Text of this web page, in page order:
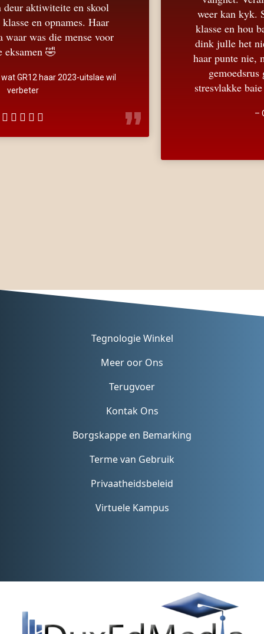
weer kan kyk. Sy maak baie staat op julle
klasse en hou baie van die onderwyser. Ek
dink julle het nie net 'n verskil gemaak aan
haar punte nie, maar ook vir haar baie meer
gemoedsrus gegee, en natuurlik haar
stresvlakke baie laer gemaak. Baie dankie .
Ouer van Joline
”
Tegnologie Winkel
Meer oor Ons
Terugvoer
Kontak Ons
Borgskappe en Bemarking
Terme van Gebruik
Privaatheidsbeleid
Virtuele Kampus